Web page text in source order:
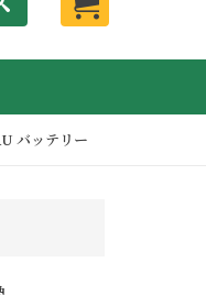
バッテリー